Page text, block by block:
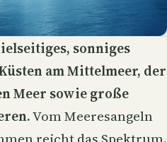
sonniges
am Mittelmeer, der
Meer sowie große
Vom Meeresangeln